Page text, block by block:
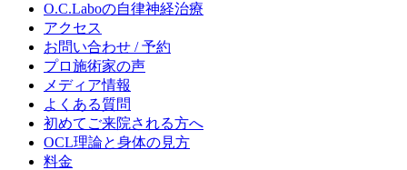
O.C.Laboの自律神経治療
アクセス
お問い合わせ / 予約
プロ施術家の声
メディア情報
よくある質問
初めてご来院される方へ
OCL理論と身体の見方
料金